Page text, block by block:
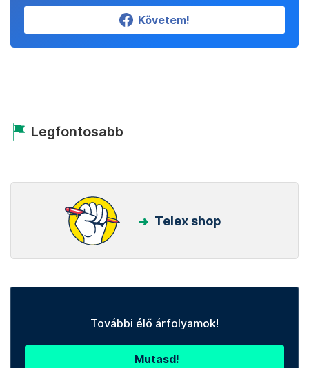
Követem!
Legfontosabb
Telex shop
További élő árfolyamok!
Mutasd!